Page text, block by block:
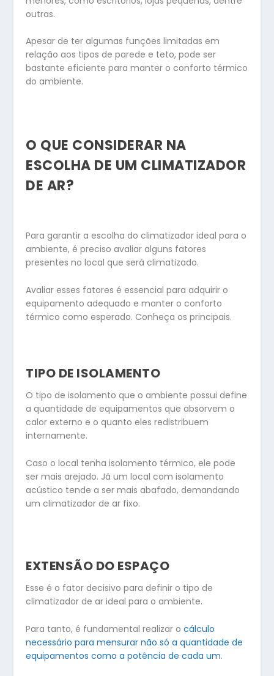
outras.
Apesar de ter algumas funções limitadas em
relação aos tipos de parede e teto, pode ser
bastante eficiente para manter o conforto térmico
do ambiente.
O QUE CONSIDERAR NA
ESCOLHA DE UM CLIMATIZADOR
DE AR?
Para garantir a escolha do climatizador ideal para o
ambiente, é preciso avaliar alguns fatores
presentes no local que será climatizado.
Avaliar esses fatores é essencial para adquirir o
equipamento adequado e manter o conforto
térmico como esperado. Conheça os principais.
TIPO DE ISOLAMENTO
O tipo de isolamento que o ambiente possui define
a quantidade de equipamentos que absorvem o
calor externo e o quanto eles redistribuem
internamente.
Caso o local tenha isolamento térmico, ele pode
ser mais arejado. Já um local com isolamento
acústico tende a ser mais abafado, demandando
um climatizador de ar fixo.
EXTENSÃO DO ESPAÇO
Esse é o fator decisivo para definir o tipo de
climatizador de ar ideal para o ambiente.
Para tanto, é fundamental realizar ocálculo
necessário para mensurar não só a quantidade de
equipamentos como a potência de cada um.